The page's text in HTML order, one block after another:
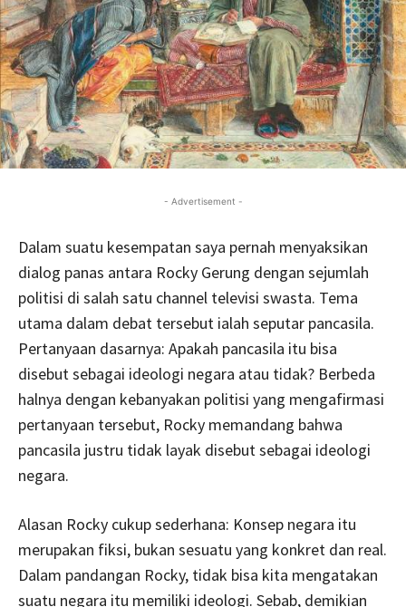
- Advertisement -
Dalam suatu kesempatan saya pernah menyaksikan
dialog panas antara Rocky Gerung dengan sejumlah
politisi di salah satu channel televisi swasta. Tema
utama dalam debat tersebut ialah seputar pancasila.
Pertanyaan dasarnya: Apakah pancasila itu bisa
disebut sebagai ideologi negara atau tidak? Berbeda
halnya dengan kebanyakan politisi yang mengafirmasi
pertanyaan tersebut, Rocky memandang bahwa
pancasila justru tidak layak disebut sebagai ideologi
negara.
Alasan Rocky cukup sederhana: Konsep negara itu
merupakan fiksi, bukan sesuatu yang konkret dan real.
Dalam pandangan Rocky, tidak bisa kita mengatakan
suatu negara itu memiliki ideologi. Sebab, demikian